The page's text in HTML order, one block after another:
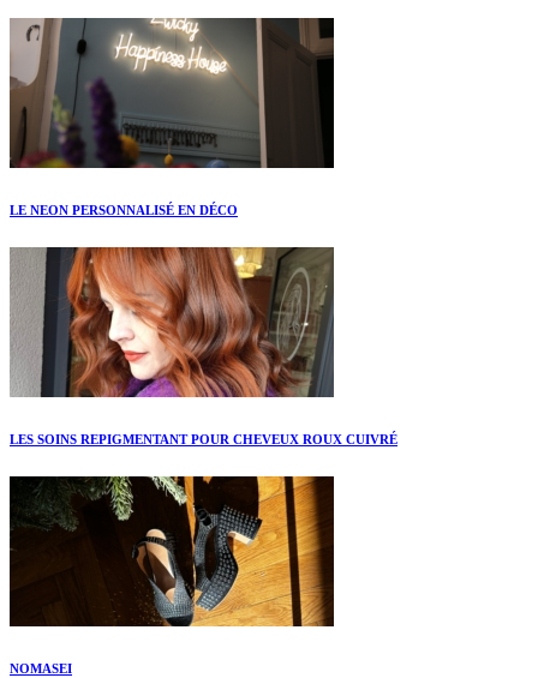
LE NEON PERSONNALISÉ EN DÉCO
LES SOINS REPIGMENTANT POUR CHEVEUX ROUX CUIVRÉ
NOMASEI